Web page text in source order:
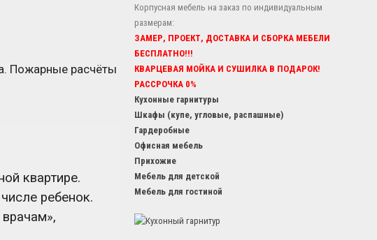
Пожарные расчёты
квартире.
ребенок.
Корпусная мебель на заказ по индивидуальным
размерам:
ЗАМЕР, ПРОЕКТ, ДОСТАВКА И СБОРКА МЕБЕЛИ
БЕСПЛАТНО!!!
КВАРЦЕВАЯ МОЙКА И СУШИЛКА В ПОДАРОК!
РАССРОЧКА 0%
Кухонные гарнитуры
Шкафы (купе, угловые, распашные)
Гардеробные
Офисная мебель
Прихожие
Мебель для детской
Мебель для гостиной